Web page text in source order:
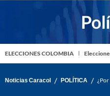
ELECCIONES COLOMBIA
Noticias Caracol / POLÍTICA /